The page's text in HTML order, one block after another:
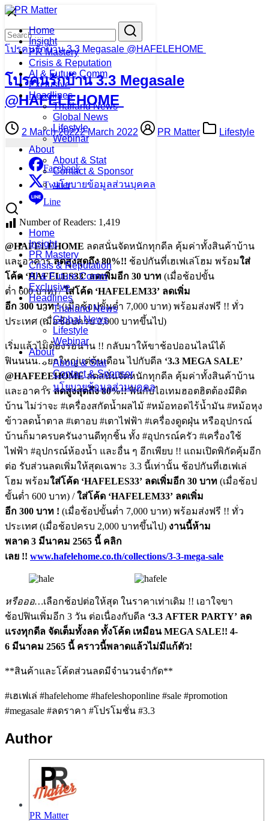
Skip
contentHome
Insight
PR Mastery
Crisis & Reputation
AI & Future Comm
Exclusive
Headlines
Thailand News
Global News
Lifestyle
Webinar
About
About & Stat
Contact & Sponsor
นโยบายข้อมูลส่วนบุคคล
Home
Insight
PR Mastery
Crisis & Reputation
AI & Future Comm
Exclusive
Headlines
Thailand News
Global News
Lifestyle
Webinar
About
About & Stat
Contact & Sponsor
นโยบายข้อมูลส่วนบุคคล
Search
for:
โปรคนรักบ้าน 3.3 Megasale @HAFELEHOME
โปรคนรักบ้าน 3.3 Megasale
@HAFELEHOME
2 March 20222 March 2022 PR Matter Lifestyle
Facebook
Twitter
Line
Number of Readers: 1,419
@HAFELEHOME ลดสนั่นจัดหนักทุกดีล คุ้มค่าทั้งสินค้าบ้าน
และอาคารลดสูงสุดถึง 80%!! ช้อปกันที่เฮเฟเล่โฮม พร้อมใส่
โค้ด ‘HAFELES33’ ลดเพิ่มอีก 30 บาท (เมื่อช้อปขั้น
ต่ำ 600 บาท) /ใส่โค้ด ‘HAFELEM33’ ลดเพิ่ม
อีก 300 บาท !(เมื่อช้อปขั้นต่ำ 7,000 บาท) พร้อมส่งฟรี !! ทั่ว
ประเทศ (เมื่อช้อปครบ 2,000 บาทขึ้นไป)
เริ่มแล้วไม่ต้องรอนาน !! กลับมาให้ขาช้อปออนไลน์ได้
ฟินนนน…ยกใหญ่แต่ต้นเดือน ไปกับดีล ‘3.3 MEGA SALE’
@HAFELEHOMEลดสนั่นจัดหนักทุกดีล คุ้มค่าทั้งสินค้าบ้าน
และอาคารลดสูงสุดถึง 80%!!ฟินกับไอเทมฮอตฮิตต้องมีติด
บ้าน ไม่ว่าจะ #เครื่องสกัดน้ำผลไม้ #หม้อทอดไร้น้ำมัน #หม้อหุง
ข้าวลดน้ำตาล #เตาอบ #เตาไฟฟ้า #เครื่องดูดฝุ่น หรืออุปกรณ์
บ้านก็มาครบครันงานดีทุกชิ้น ทั้ง #อุปกรณ์ครัว #เครื่องใช้
ไฟฟ้า #อุปกรณ์ห้องน้ำ และอื่น ๆ อีกเพียบ !! แถมเปิดพิกัดคุ้มอีก
ต่อ รับส่วนลดเพิ่มให้สุดเฉพาะ 3.3 นี้เท่านั้น ช้อปกันที่เฮเฟเล่
โฮม พร้อมใส่โค้ด ‘HAFELES33’ ลดเพิ่มอีก 30 บาท (เมื่อช้อป
ขั้นต่ำ 600 บาท) /ใส่โค้ด ‘HAFELEM33’ ลดเพิ่ม
อีก 300 บาท ! (เมื่อช้อปขั้นต่ำ 7,000 บาท) พร้อมส่งฟรี !! ทั่ว
ประเทศ (เมื่อช้อปครบ 2,000 บาทขึ้นไป) งานนี้ห้าม
พลาด 3 มีนาคม 2565 นี้ คลิก
เลย !! www.hafelehome.co.th/collections/3-3-mega-sale
หรือออ…เลือกช้อปต่อให้สุด ในราคาเท่าเดิม !! เอาใจขา
ช้อปฟินเพิ่มอีก 3 วัน ต่อเนื่องกับดีล ‘3.3 AFTER PARTY’ ลด
แรงทุกดีล จัดเต็มทั้งลด ทั้งโค้ด เหมือน MEGA SALE!! 4-
6 มีนาคม 2565 นี้ คราวนี้พลาดแล้วไม่มีแก้ตัว!
**สินค้าและโค้ดส่วนลดมีจำนวนจำกัด**
#เฮเฟเล่ #hafelehome #hafeleshoponline #sale #promotion
#megasale #ลดราคา #โปรโมชั่น #3.3
Author
PR Matter